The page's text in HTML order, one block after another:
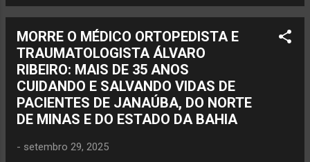
foi efetuada por equipe da 238ª Companhia
acusação de tráfico de drogas e posse
ilegalmente de armas. A ação policial foi na
rua Bela Vista. Os militares tinham a
informação de que num certo ponto da rua
havia o esconderijo de drogas. Diante disso,
a PM colocou em prática o plano para
ponto de comercialização de entorpecentes.
MORRE O MÉDICO ORTOPEDISTA E
TRAUMATOLOGISTA ÁLVARO
RIBEIRO: MAIS DE 35 ANOS
CUIDANDO E SALVANDO VIDAS DE
PACIENTES DE JANAÚBA, DO NORTE
DE MINAS E DO ESTADO DA BAHIA
- setembro 29, 2025